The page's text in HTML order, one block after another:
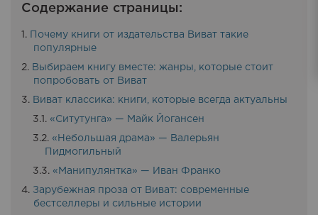
Содержание страницы:
Почему книги от издательства Виват такие
популярные
Выбираем книгу вместе: жанры, которые стоит
попробовать от Виват
Виват классика: книги, которые всегда актуальны
«Ситутунга» — Майк Йогансен
«Небольшая драма» — Валерьян
Пидмогильный
«Манипулянтка» — Иван Франко
Зарубежная проза от Виват: современные
бестселлеры и сильные истории